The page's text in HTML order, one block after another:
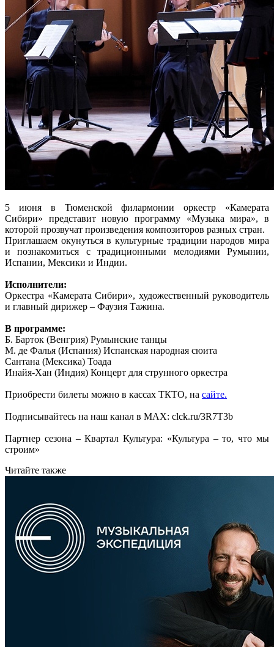
5 июня в Тюменской филармонии оркестр «Камерата
Сибири» представит новую программу «Музыка мира», в
которой прозвучат произведения композиторов разных стран.
Приглашаем окунуться в культурные традиции народов мира
и познакомиться с традиционными мелодиями Румынии,
Испании, Мексики и Индии.
Исполнители:
Оркестра «Камерата Сибири», художественный руководитель
и главный дирижер – Фаузия Тажина.
В программе:
Б. Барток (Венгрия) Румынские танцы
М. де Фалья (Испания) Испанская народная сюита
Сантана (Мексика) Тоада
Инайя-Хан (Индия) Концерт для струнного оркестра
Приобрести билеты можно в кассах ТКТО, на сайте.
Подписывайтесь на наш канал в МАХ: clck.ru/3R7T3b
Партнер сезона – Квартал Культура: «Культура – то, что мы
строим»
Читайте также